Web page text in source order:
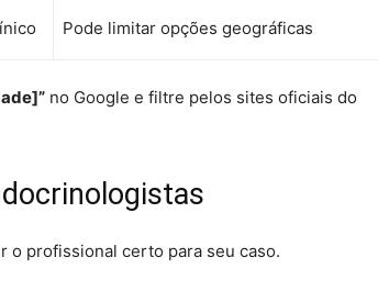
Pode limitar opções geográficas
no Google e filtre pelos sites oficiais do
o profissional certo para seu caso.